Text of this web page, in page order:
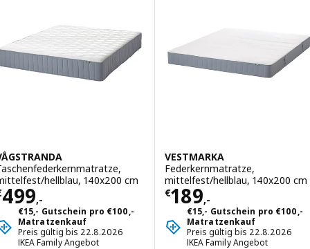
hellblau, 140x200 cm
499,-€ 499,-
€15,- Gutschein pro €100,-
Matratzenkauf
Preis gültig bis 22.8.2026
IKEA Family Angebot
VESTMARKA
Federkernmatratze,
mittelfest/hellblau, 140x200 cm
€189,-
Preis € 189,-
€15,- Gutschein pro €100,-
Matratzenkauf
Preis gültig bis 22.8.2026
IKEA Family Angebot